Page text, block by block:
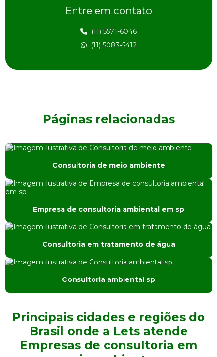
Avaliação preliminar de risco
Avaliação de risco ambiental
Avaliação de risco na construção civil
Avaliação de risco e impacto ambiental
Consultoria ambiental preço
Consultoria ambiental sp
Consultoria e engenharia ambiental
Consultoria de meio ambiente
Empresa de análise de água
Empresa de análise de solo
Empresa de consultoria ambiental
Entre em contato
(11) 5571-6046
(11) 5083-5412
Páginas relacionadas
Consultoria de meio ambiente
Empresa de consultoria ambiental em sp
Consultoria em tratamento de água
Consultoria ambiental sp
Principais cidades e regiões do
Brasil onde a Lets atende
Empresas de consultoria em